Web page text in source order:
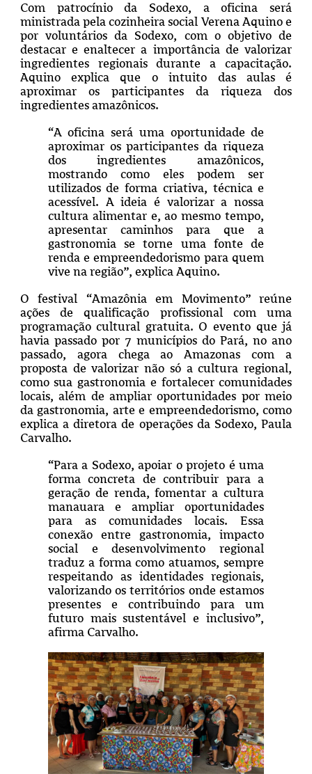
Com patrocínio da Sodexo, a oficina será
ministrada pela cozinheira social Verena Aquino e
por voluntários da Sodexo, com o objetivo de
destacar e enaltecer a importância de valorizar
ingredientes regionais durante a capacitação.
Aquino explica que o intuito das aulas é
aproximar os participantes da riqueza dos
ingredientes amazônicos.
“A oficina será uma oportunidade de
aproximar os participantes da riqueza
dos ingredientes amazônicos,
mostrando como eles podem ser
utilizados de forma criativa, técnica e
acessível. A ideia é valorizar a nossa
cultura alimentar e, ao mesmo tempo,
apresentar caminhos para que a
gastronomia se torne uma fonte de
renda e empreendedorismo para quem
vive na região”, explica Aquino.
O festival “Amazônia em Movimento” reúne
ações de qualificação profissional com uma
programação cultural gratuita. O evento que já
havia passado por 7 municípios do Pará, no ano
passado, agora chega ao Amazonas com a
proposta de valorizar não só a cultura regional,
como sua gastronomia e fortalecer comunidades
locais, além de ampliar oportunidades por meio
da gastronomia, arte e empreendedorismo, como
explica a diretora de operações da Sodexo, Paula
Carvalho.
“Para a Sodexo, apoiar o projeto é uma
forma concreta de contribuir para a
geração de renda, fomentar a cultura
manauara e ampliar oportunidades
para as comunidades locais. Essa
conexão entre gastronomia, impacto
social e desenvolvimento regional
traduz a forma como atuamos, sempre
respeitando as identidades regionais,
valorizando os territórios onde estamos
presentes e contribuindo para um
futuro mais sustentável e inclusivo”,
afirma Carvalho.